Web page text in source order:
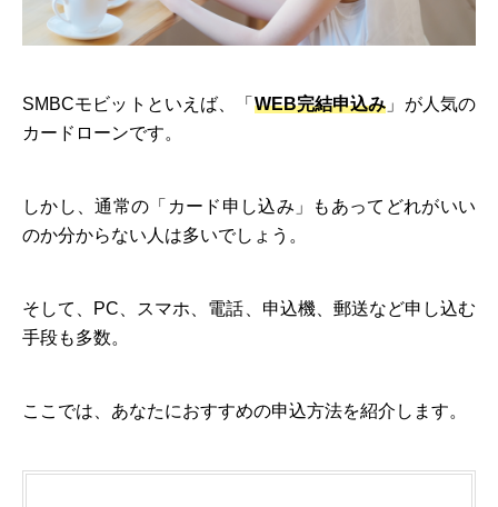
SMBCモビットといえば、「 WEB完結申込み 」が人気の
カードローンです。
しかし、通常の「カード申し込み」もあってどれがいい
のか分からない人は多いでしょう。
そして、PC、スマホ、電話、申込機、郵送など申し込む
手段も多数。
ここでは、あなたにおすすめの申込方法を紹介します。